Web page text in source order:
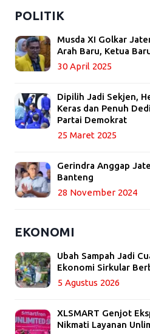
POLITIK
Musda XI Golkar
Arah Baru, Ketua
30 April 2025
Dipilih Jadi Sekjen,
Keras dan Penuh
Partai Demokrat
25 Maret 2025
Gerindra Anggap
Banteng
28 November 2024
EKONOMI
Ubah Sampah Jadi
Ekonomi Sirkular
5 Agustus 2026
XLSMART Genjot
Nikmati Layanan